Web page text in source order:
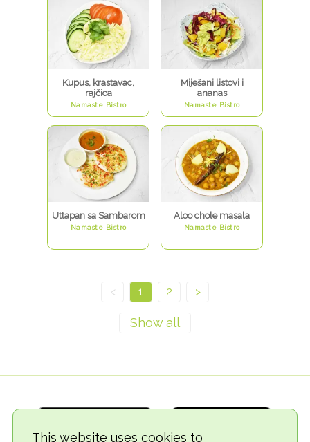
This website uses cookies to
Kupus, krastavac,
rajčica
Namaste Bistro
Miješani listovi i
ananas
Namaste Bistro
Uttapan sa Sambarom
Namaste Bistro
Aloo chole masala
Namaste Bistro
< 1 2 >